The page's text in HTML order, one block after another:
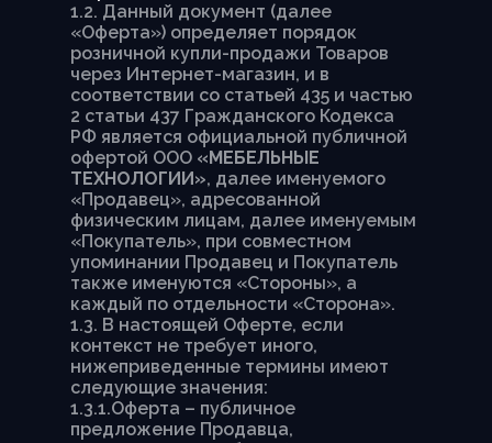
1.2. Данный документ (далее
«Оферта») определяет порядок
розничной купли-продажи Товаров
через Интернет-магазин, и в
соответствии со статьей 435 и частью
2 статьи 437 Гражданского Кодекса
РФ является официальной публичной
офертой ООО «МЕБЕЛЬНЫЕ
ТЕХНОЛОГИИ», далее именуемого
«Продавец», адресованной
физическим лицам, далее именуемым
«Покупатель», при совместном
упоминании Продавец и Покупатель
также именуются «Стороны», а
каждый по отдельности «Сторона».
1.3. В настоящей Оферте, если
контекст не требует иного,
нижеприведенные термины имеют
следующие значения:
1.3.1.Оферта – публичное
предложение Продавца,